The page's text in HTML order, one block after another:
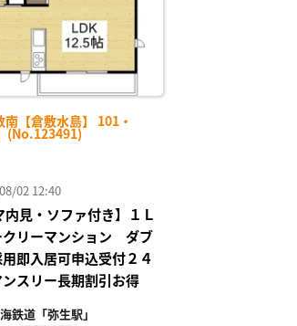
【倉敷水島】 101・
(No.123491)
02 12:40
内見・ソファ付き】１Ｌ
クリーマンション ダブ
即入居可申込受付２４
スリー長期割引お得
鉄道「弥生駅」